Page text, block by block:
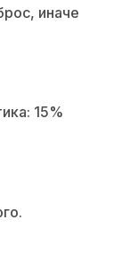
иначе
15%